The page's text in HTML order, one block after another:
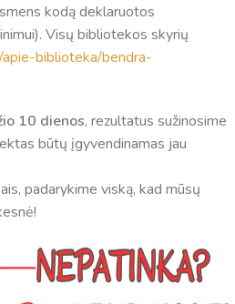
kodą deklaruotos
Visų bibliotekos skyrių
biblioteka/bendra-
10 dienos, rezultatus sužinosime
būtų įgyvendinamas jau
padarykime viską, kad mūsų